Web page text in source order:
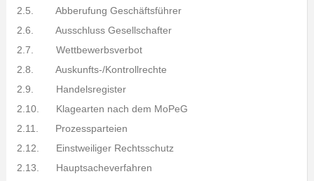
2.5. Abberufung Geschäftsführer
2.6. Ausschluss Gesellschafter
2.7. Wettbewerbsverbot
2.8. Auskunfts-/Kontrollrechte
2.9. Handelsregister
2.10. Klagearten nach dem MoPeG
2.11. Prozessparteien
2.12. Einstweiliger Rechtsschutz
2.13. Hauptsacheverfahren